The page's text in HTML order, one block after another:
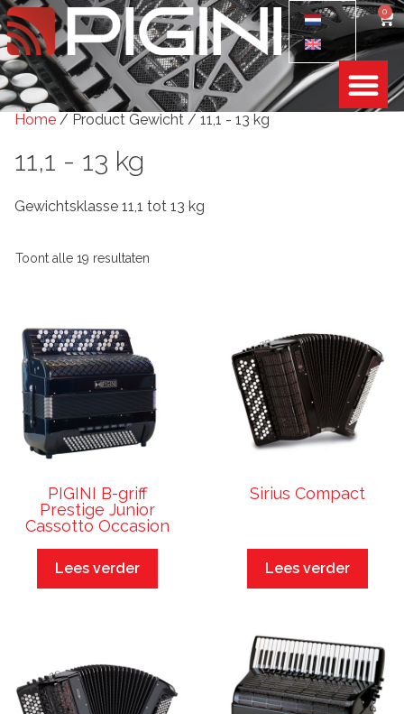
0
Home / Product Gewicht / 11,1 - 13 kg
11,1 - 13 kg
Gewichtsklasse 11,1 tot 13 kg
Toont alle 19 resultaten
PIGINI B-griff
Prestige Junior
Cassotto Occasion
Lees verder
Sirius Compact
Lees verder